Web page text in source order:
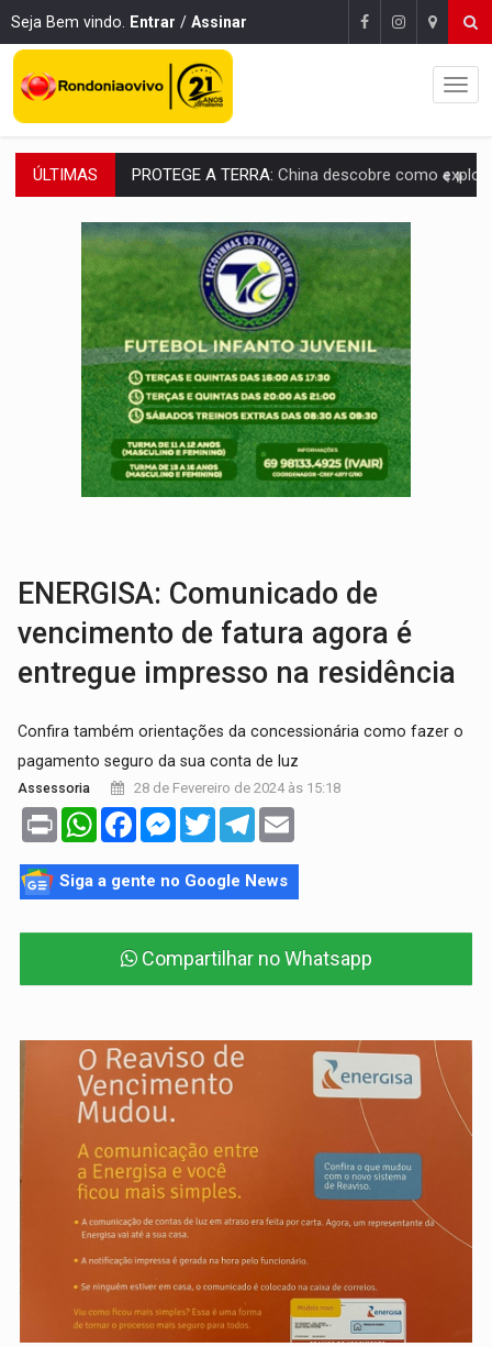
Seja Bem vindo. Entrar / Assinar
ÚLTIMAS PROTEGE A TERRA: China descobre como explodir asteroide com bomba
VÍDEO:Motociclista morre após bater na traseira de
PARECE UM NUGGET:Essa receita com frango virou o meu
EMPREENDEDORISMO:7 negócios que podem começar com pouco dinheiro e
GIGANTE DA AMÉRICA:Brasil reúne dimensão continental e posição
INDEPENDÊNCIA:10 dicas importantes para quem quer
VARCENA:Cientistas descobrem nova espécie de rã em florestas
BARGANHA:Vai comprar celular usado? Veja como consultar o
ENERGISA: Comunicado de
vencimento de fatura agora é
entregue impresso na residência
Confira também orientações da concessionária como fazer o
pagamento seguro da sua conta de luz
Assessoria 28 de Fevereiro de 2024 às 15:18
Print WhatsAppFacebookMessenger
TwitterTelegram
Siga a gente no Google News
Compartilhar no Whatsapp